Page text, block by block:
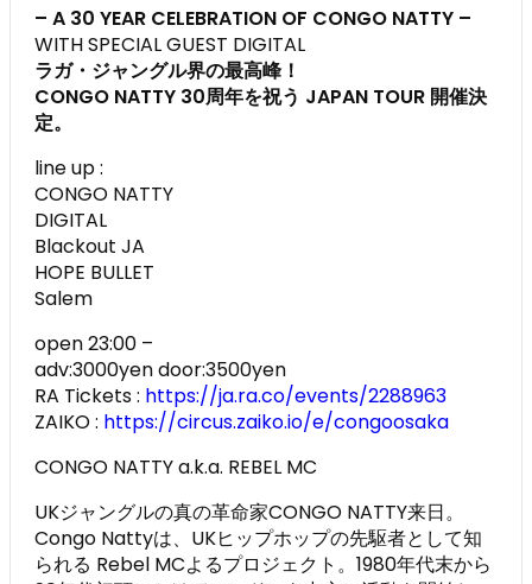
– A 30 YEAR CELEBRATION OF CONGO NATTY –
WITH SPECIAL GUEST DIGITAL
ラガ・ジャングル界の最高峰！
CONGO NATTY 30周年を祝う JAPAN TOUR 開催決
定。
line up :
CONGO NATTY
DIGITAL
Blackout JA
HOPE BULLET
Salem
open 23:00 –
adv:3000yen door:3500yen
RA Tickets : https://ja.ra.co/events/2288963
ZAIKO : https://circus.zaiko.io/e/congoosaka
CONGO NATTY a.k.a. REBEL MC
UKジャングルの真の革命家CONGO NATTY来日。
Congo Nattyは、UKヒップホップの先駆者として知
られる Rebel MCよるプロジェクト。1980年代末から